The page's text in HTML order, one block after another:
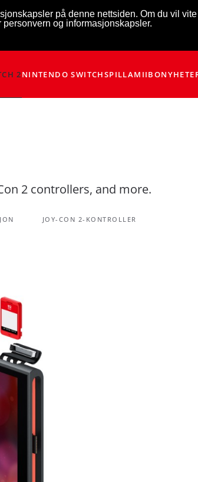
på denne nettsiden. Om du vil
og informasjonskapsler.
2NINTENDO SWITCHSPILLAMIIBO
2 controllers, and more.
JOY-CON 2-KONTROLLER